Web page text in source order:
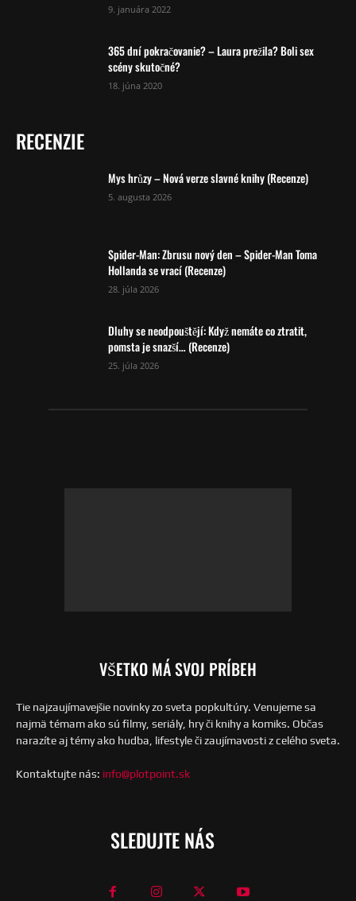
9. januára 2022
365 dní pokračovanie? – Laura prežila? Boli sex
scény skutočné?
18. júna 2020
RECENZIE
Mys hrůzy – Nová verze slavné knihy (Recenze)
5. augusta 2026
Spider-Man: Zbrusu nový den – Spider-Man Toma
Hollanda se vrací (Recenze)
28. júla 2026
Dluhy se neodpouštějí: Když nemáte co ztratit,
pomsta je snazší… (Recenze)
25. júla 2026
VŠETKO MÁ SVOJ PRÍBEH
Tie najzaujímavejšie novinky zo sveta popkultúry. Venujeme sa
najmä témam ako sú filmy, seriály, hry či knihy a komiks. Občas
narazíte aj témy ako hudba, lifestyle či zaujímavosti z celého sveta.
Kontaktujte nás: info@plotpoint.sk
SLEDUJTE NÁS